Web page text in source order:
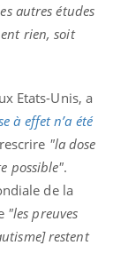
autres études
rien, soit
Etats-Unis, a
à effet n’a été
"la dose
possible".
de la
"les preuves
restent